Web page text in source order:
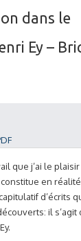
dans le
Ey –
que j’ai le
en réalité
d’écrits
il s’agit